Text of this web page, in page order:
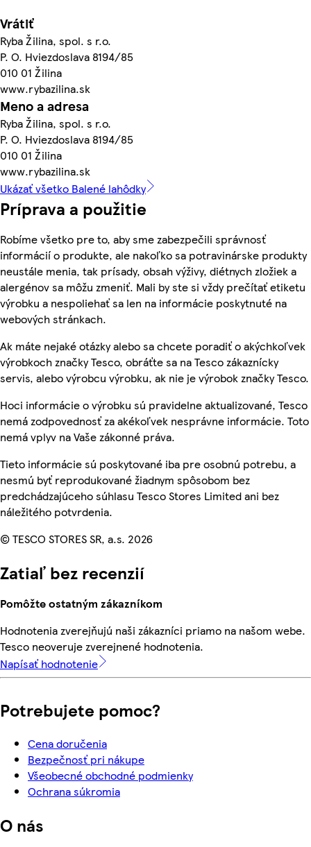
Vrátiť
Ryba Žilina, spol. s r.o.
P. O. Hviezdoslava 8194/85
010 01 Žilina
www.rybazilina.sk
Meno a adresa
Ryba Žilina, spol. s r.o.
P. O. Hviezdoslava 8194/85
010 01 Žilina
www.rybazilina.sk
Ukázať všetko Balené lahôdky
Príprava a použitie
Robíme všetko pre to, aby sme zabezpečili správnosť
informácií o produkte, ale nakoľko sa potravinárske produkty
neustále menia, tak prísady, obsah výživy, diétnych zložiek a
alergénov sa môžu zmeniť. Mali by ste si vždy prečítať etiketu
výrobku a nespoliehať sa len na informácie poskytnuté na
webových stránkach.
Ak máte nejaké otázky alebo sa chcete poradiť o akýchkoľvek
výrobkoch značky Tesco, obráťte sa na Tesco zákaznícky
servis, alebo výrobcu výrobku, ak nie je výrobok značky Tesco.
Hoci informácie o výrobku sú pravidelne aktualizované, Tesco
nemá zodpovednosť za akékoľvek nesprávne informácie. Toto
nemá vplyv na Vaše zákonné práva.
Tieto informácie sú poskytované iba pre osobnú potrebu, a
nesmú byť reprodukované žiadnym spôsobom bez
predchádzajúceho súhlasu Tesco Stores Limited ani bez
náležitého potvrdenia.
© TESCO STORES SR, a.s. 2026
Zatiaľ bez recenzií
Pomôžte ostatným zákazníkom
Hodnotenia zverejňujú naši zákazníci priamo na našom webe.
Tesco neoveruje zverejnené hodnotenia.
Napísať hodnotenie
Potrebujete pomoc?
Cena doručenia
Bezpečnosť pri nákupe
Všeobecné obchodné podmienky
Ochrana súkromia
O nás